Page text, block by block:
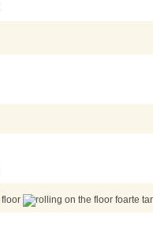
foarte